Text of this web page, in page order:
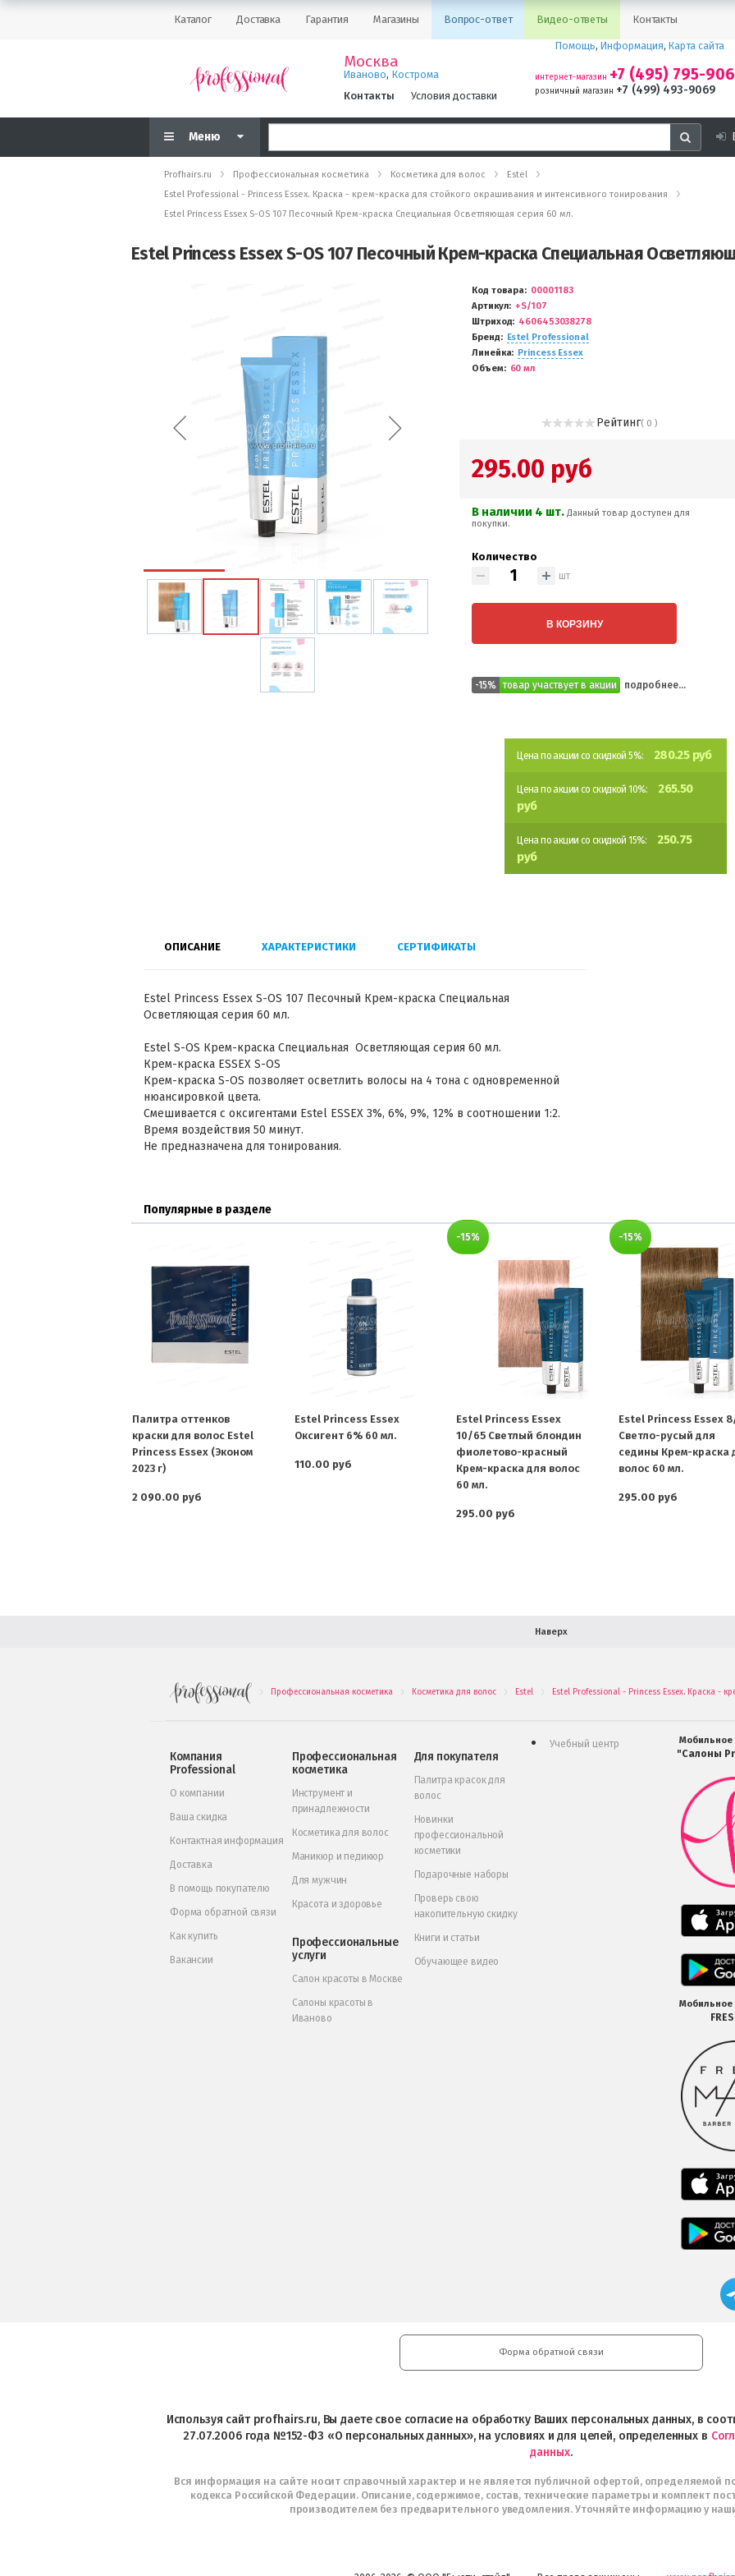
Каталог Доставка Гарантия Магазины Вопрос-ответ Видео-ответы Контакты
Москва
Иваново, Кострома
Контакты
Условия доставки
Помощь, Информация, Карта сайта
интернет-магазин +7 (495) 795-
розничный магазин +7 (499) 493-9069
Меню
Profhairs.ru Профессиональная косметика Косметика для волос
Estel
Estel Professional - Princess Essex. Краска - крем-краска для стойкого окрашивания и интенсивного тонирования
Estel Princess Essex S-OS 107 Песочный Крем-краска Специальная Осветляющая серия 60 мл.
Estel Princess Essex S-OS 107 Песочный Крем-краска Специальная
Код товара
00001183
Артикул
+S/107
Штриход
4606453038278
Бренд
Estel Professional
Линейка
Princess Essex
Объем
60 мл
Рейтинг( 0 )
295.00 руб
В наличии 4 шт.Данный товар доступен для
покупки.
Количество
шт
В КОРЗИНУ
-15% товар участвует в акции подробнее...
Цена по акции со скидкой 5%: 280.25 руб
Цена по акции со скидкой 10%:
265.50
руб
Цена по акции со скидкой 15%:
250.75
руб
ОПИСАНИЕ ХАРАКТЕРИСТИКИ СЕРТИФИКАТЫ
Estel Princess Essex S-OS 107 Песочный Крем-краска Специальная
Осветляющая серия 60 мл.
Estel S-OS Крем-краска Специальная Осветляющая серия 60 мл.
Крем-краска ESSEX S-OS
Крем-краска S-OS позволяет осветлить волосы на 4 тона с одновременной
нюансировкой цвета.
Смешивается с оксигентами Estel ESSEX 3%, 6%, 9%, 12% в соотношении 1:2.
Время воздействия 50 минут.
Не предназначена для тонирования.
Популярные в разделе
Палитра оттенков
краски для волос Estel
Princess Essex (Эконом
2023 г)
2 090.00 руб
Estel Princess Essex
Оксигент 6% 60 мл.
110.00 руб
-15%
Estel Princess Essex
10/65 Светлый блондин
фиолетово-красный
Крем-краска для волос
60 мл.
295.00 руб
-15%
Estel Princess Essex
Светло-русый для
седины Крем-краска
волос 60 мл.
295.00 руб
Наверх
Профессиональная косметика Косметика для волос Estel Estel Professional - Princess Essex. Краска -
Компания
Professional
О компании
Ваша скидка
Контактная информация
Доставка
В помощь покупателю
Форма обратной связи
Как купить
Вакансии
Профессиональная
косметика
Инструмент и
принадлежности
Косметика для волос
Маникюр и педикюр
Для мужчин
Красота и здоровье
Профессиональные
услуги
Салон красоты в Москве
Салоны красоты в
Иваново
Для покупателя
Палитра красок для
волос
Новинки
профессиональной
косметики
Подарочные наборы
Проверь свою
накопительную скидку
Книги и статьи
Обучающее видео
Учебный центр Мобильное
"Салоны
Мобильное
Форма обратной связи
Используя сайт profhairs.ru, Вы даете свое согласие на обработку Ваших персональных данных, в
27.07.2006 года №152-ФЗ «О персональных данных», на условиях и для целей, определенных в
данных.
Вся информация на сайте носит справочный характер и не является публичной офертой, определяемой
кодекса Российской Федерации. Описание, содержимое, состав, технические параметры и комплект
производителем без предварительного уведомления. Уточняйте информацию у